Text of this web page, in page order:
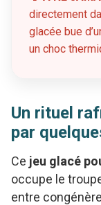
directement
glacée bue
un choc
Un rituel
par
Ce jeu glacé
occupe le
entre